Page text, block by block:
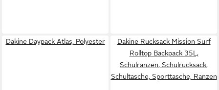
Dakine Daypack Atlas, Polyester
Dakine Rucksack Mission Surf
Rolltop Backpack 35L,
Schulranzen, Schulrucksack,
Schultasche, Sporttasche, Ranzen